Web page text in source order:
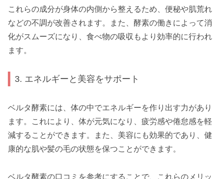
これらの成分が身体の内側から整えるため、便秘や肌荒れ
などの不調が改善されます。また、酵素の働きによって消
化がスムーズになり、食べ物の吸収もより効率的に行われ
ます。
3. エネルギーと美容をサポート
ベルタ酵素には、体の中でエネルギーを作り出す力があり
ます。これにより、体が元気になり、疲労感や倦怠感を軽
減することができます。また、美容にも効果的であり、健
康的な肌や髪の毛の状態を保つことができます。
ベルタ酵素の口コミを参考にすることで、これらのメリッ